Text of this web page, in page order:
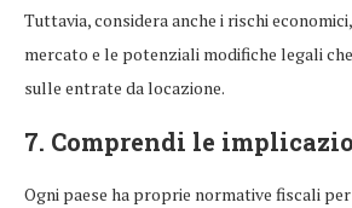
Tuttavia, considera anche i rischi
mercato e le potenziali modifiche legali
sulle entrate da locazione.
7. Comprendi le
Ogni paese ha proprie normative fiscali